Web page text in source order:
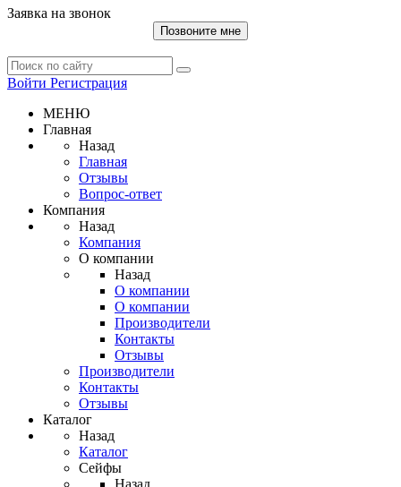
Заявка на звонок
Позвоните мне
Войти Регистрация
МЕНЮ
Главная
Назад
Главная
Отзывы
Вопрос-ответ
Компания
Назад
Компания
О компании
Назад
О компании
О компании
Производители
Контакты
Отзывы
Производители
Контакты
Отзывы
Каталог
Назад
Каталог
Сейфы
Назад